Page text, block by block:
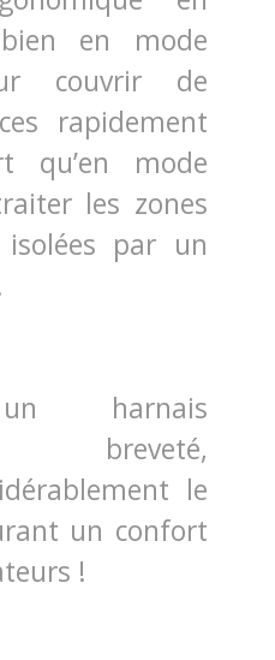
en mode
couvrir de
rapidement
qu’en mode
les zones
isolées par un
harnais
breveté,
le
un confort
!